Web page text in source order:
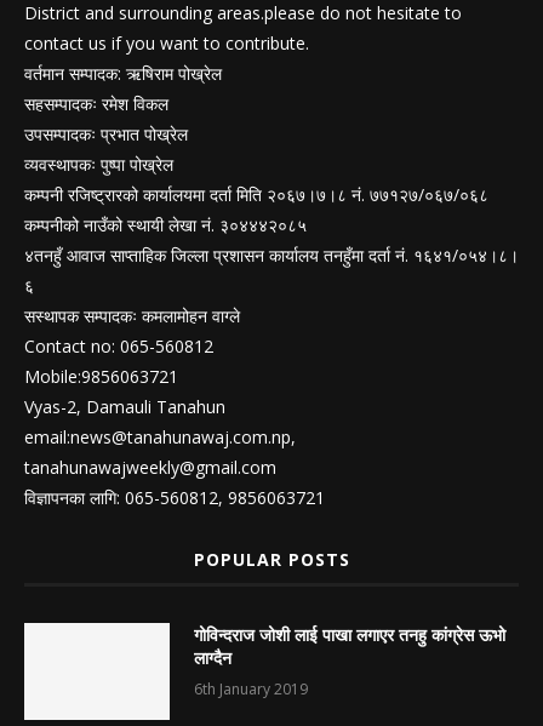
District and surrounding areas.please do not hesitate to
contact us if you want to contribute.
वर्तमान सम्पादक: ऋषिराम पोख्रेल
सहसम्पादकः रमेश विकल
उपसम्पादकः प्रभात पोख्रेल
व्यवस्थापकः पुष्पा पोख्रेल
कम्पनी रजिष्ट्रारको कार्यालयमा दर्ता मिति २०६७।७।८ नं. ७७१२७/०६७/०६८
कम्पनीको नाउँको स्थायी लेखा नं. ३०४४४२०८५
४तनहुँ आवाज साप्ताहिक जिल्ला प्रशासन कार्यालय तनहुँमा दर्ता नं. १६४१/०५४।८।
६
सस्थापक सम्पादकः कमलामोहन वाग्ले
Contact no: 065-560812
Mobile:9856063721
Vyas-2, Damauli Tanahun
email:news@tanahunawaj.com.np,
tanahunawajweekly@gmail.com
विज्ञापनका लागि: 065-560812, 9856063721
POPULAR POSTS
गोविन्दराज जोशी लाई पाखा लगाएर तनहु कांग्रेस ऊभो
लाग्दैन
6th January 2019